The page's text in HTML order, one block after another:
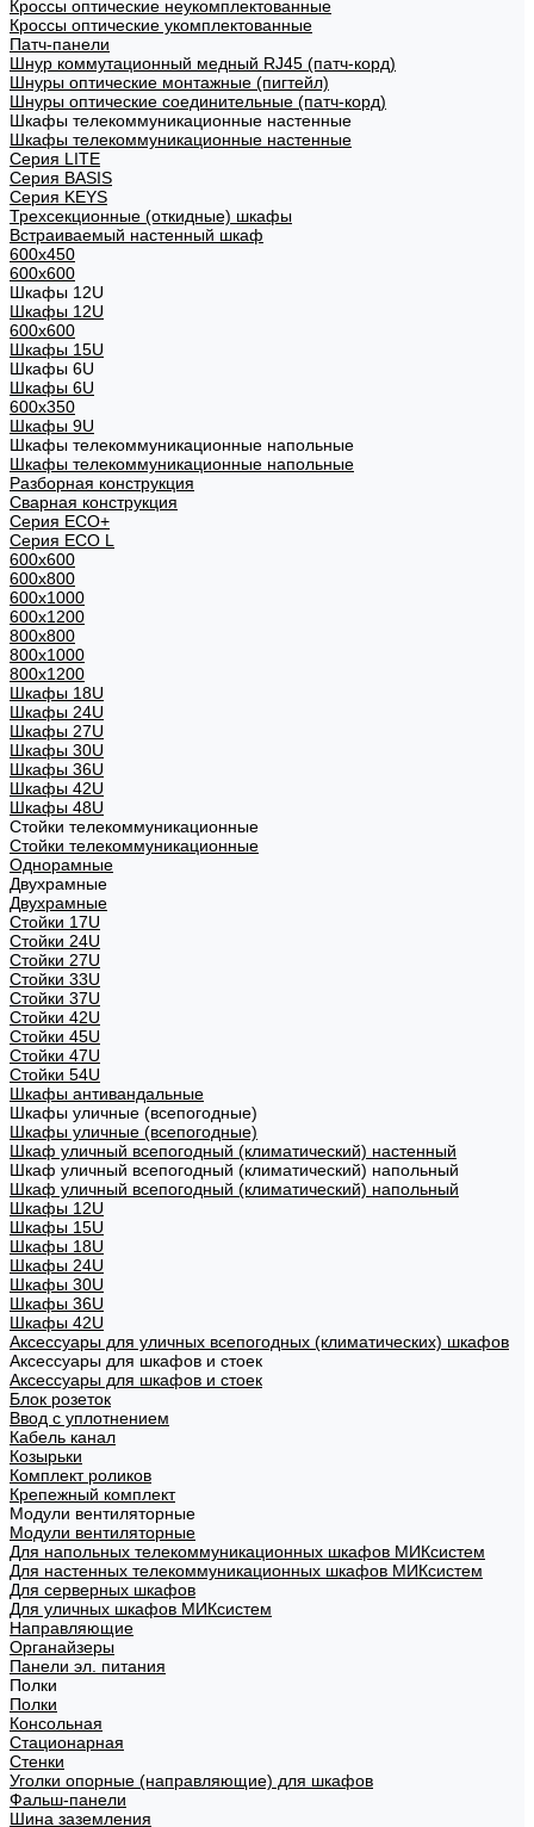
Кроссы оптические неукомплектованные
Кроссы оптические укомплектованные
Патч-панели
Шнур коммутационный медный RJ45 (патч-корд)
Шнуры оптические монтажные (пигтейл)
Шнуры оптические соединительные (патч-корд)
Шкафы телекоммуникационные настенные
Шкафы телекоммуникационные настенные
Cерия LITE
Cерия BASIS
Cерия KEYS
Трехсекционные (откидные) шкафы
Встраиваемый настенный шкаф
600x450
600x600
Шкафы 12U
Шкафы 12U
600x600
Шкафы 15U
Шкафы 6U
Шкафы 6U
600x350
Шкафы 9U
Шкафы телекоммуникационные напольные
Шкафы телекоммуникационные напольные
Разборная конструкция
Сварная конструкция
Серия ECO+
Серия ECO L
600x600
600x800
600х1000
600х1200
800x800
800х1000
800х1200
Шкафы 18U
Шкафы 24U
Шкафы 27U
Шкафы 30U
Шкафы 36U
Шкафы 42U
Шкафы 48U
Стойки телекоммуникационные
Стойки телекоммуникационные
Однорамные
Двухрамные
Двухрамные
Стойки 17U
Стойки 24U
Стойки 27U
Стойки 33U
Стойки 37U
Стойки 42U
Стойки 45U
Стойки 47U
Стойки 54U
Шкафы антивандальные
Шкафы уличные (всепогодные)
Шкафы уличные (всепогодные)
Шкаф уличный всепогодный (климатический) настенный
Шкаф уличный всепогодный (климатический) напольный
Шкаф уличный всепогодный (климатический) напольный
Шкафы 12U
Шкафы 15U
Шкафы 18U
Шкафы 24U
Шкафы 30U
Шкафы 36U
Шкафы 42U
Аксессуары для уличных всепогодных (климатических) шкафов
Аксессуары для шкафов и стоек
Аксессуары для шкафов и стоек
Блок розеток
Ввод с уплотнением
Кабель канал
Козырьки
Комплект роликов
Крепежный комплект
Модули вентиляторные
Модули вентиляторные
Для напольных телекоммуникационных шкафов МИКсистем
Для настенных телекоммуникационных шкафов МИКсистем
Для серверных шкафов
Для уличных шкафов МИКсистем
Направляющие
Органайзеры
Панели эл. питания
Полки
Полки
Консольная
Стационарная
Стенки
Уголки опорные (направляющие) для шкафов
Фальш-панели
Шина заземления